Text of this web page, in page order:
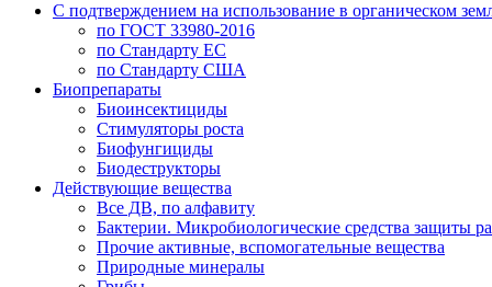
С подтверждением на использование в органическом
по ГОСТ 33980-2016
по Стандарту ЕС
по Стандарту США
Биопрепараты
Биоинсектициды
Стимуляторы роста
Биофунгициды
Биодеструкторы
Действующие вещества
Все ДВ, по алфавиту
Бактерии. Микробиологические средства защиты
Прочие активные, вспомогательные вещества
Природные минералы